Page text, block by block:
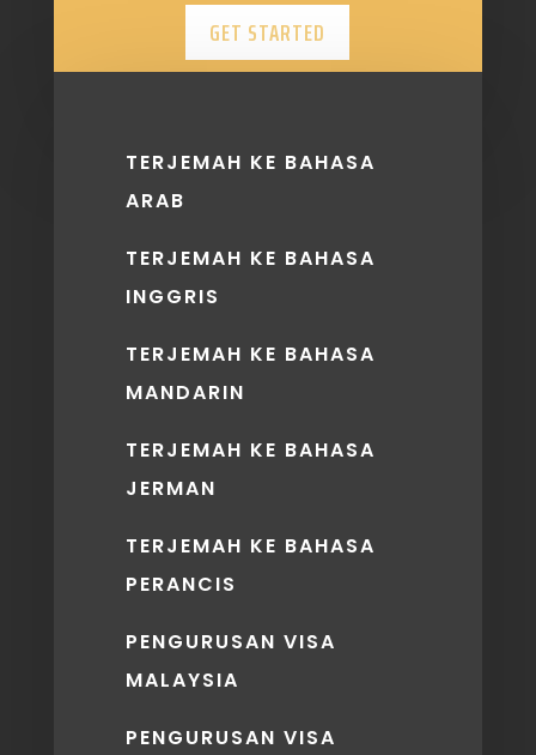
GET STARTED
TERJEMAH KE BAHASA
ARAB
TERJEMAH KE BAHASA
INGGRIS
TERJEMAH KE BAHASA
MANDARIN
TERJEMAH KE BAHASA
JERMAN
TERJEMAH KE BAHASA
PERANCIS
PENGURUSAN VISA
MALAYSIA
PENGURUSAN VISA